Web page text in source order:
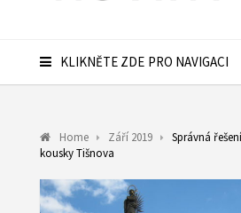
KLIKNĚTE ZDE PRO NAVIGACI
Home Září 2019
Správná
kousky Tišnova